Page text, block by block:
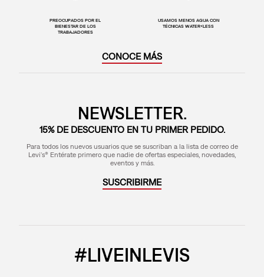
PREOCUPADOS POR EL
BIENESTAR DE LOS
TRABAJADORES
USAMOS MENOS AGUA CON
TÉCNICAS WATER<LESS
CONOCE MÁS
NEWSLETTER.
15% DE DESCUENTO EN TU PRIMER PEDIDO.
Para todos los nuevos usuarios que se suscriban a la lista de correo de
Levi's® Entérate primero que nadie de ofertas especiales, novedades,
eventos y más.
SUSCRIBIRME
#LIVEINLEVIS